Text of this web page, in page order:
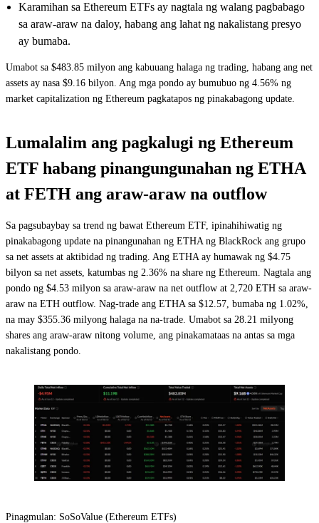
Karamihan sa Ethereum ETFs ay nagtala ng walang pagbabago
sa araw-araw na daloy, habang ang lahat ng nakalistang presyo
ay bumaba.
Umabot sa $483.85 milyon ang kabuuang halaga ng trading, habang ang net
assets ay nasa $9.16 bilyon. Ang mga pondo ay bumubuo ng 4.56% ng
market capitalization ng Ethereum pagkatapos ng pinakabagong update.
Lumalalim ang pagkalugi ng Ethereum
ETF habang pinangungunahan ng ETHA
at FETH ang araw-araw na outflow
Sa pagsubaybay sa trend ng bawat Ethereum ETF, ipinahihiwatig ng
pinakabagong update na pinangunahan ng ETHA ng BlackRock ang grupo
sa net assets at aktibidad ng trading. Ang ETHA ay humawak ng $4.75
bilyon sa net assets, katumbas ng 2.36% na share ng Ethereum. Nagtala ang
pondo ng $4.53 milyon sa araw-araw na net outflow at 2,720 ETH sa araw-
araw na ETH outflow. Nag-trade ang ETHA sa $12.57, bumaba ng 1.02%,
na may $355.36 milyong halaga na na-trade. Umabot sa 28.21 milyong
shares ang araw-araw nitong volume, ang pinakamataas na antas sa mga
nakalistang pondo.
Pinagmulan: SoSoValue (Ethereum ETFs)